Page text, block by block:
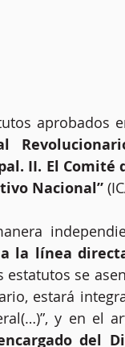
aprobados
II. El Comité
Nacional”
a la línea
se
estará
y en el
del